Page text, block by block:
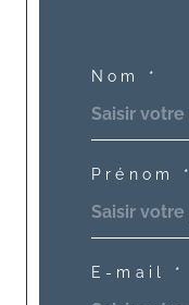
Nom *
Prénom *
E-mail *